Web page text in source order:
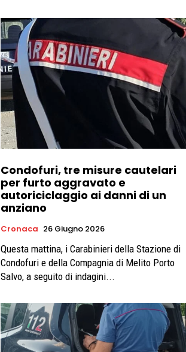
Condofuri, tre misure cautelari
per furto aggravato e
autoriciclaggio ai danni di un
anziano
Cronaca 26 Giugno 2026
Questa mattina, i Carabinieri della Stazione di
Condofuri e della Compagnia di Melito Porto
Salvo, a seguito di indagini...